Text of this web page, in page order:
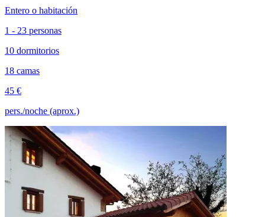
Entero o habitación
1 - 23 personas
10 dormitorios
18 camas
45 €
pers./noche (aprox.)